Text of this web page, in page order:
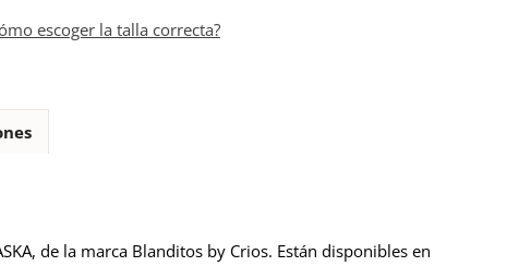
escoger la talla correcta?
de la marca Blanditos by Crios. Están disponibles en